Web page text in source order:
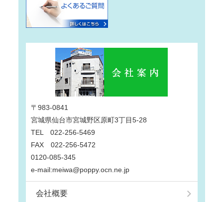
〒983-0841
宮城県仙台市宮城野区原町3丁目5-28
TEL 022-256-5469
FAX 022-256-5472
0120-085-345
e-mail:meiwa@poppy.ocn.ne.jp
会社概要